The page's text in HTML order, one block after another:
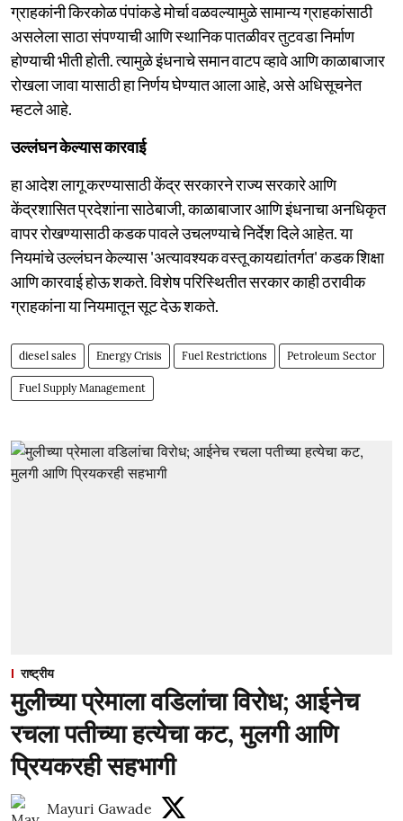
ग्राहकांनी किरकोळ पंपांकडे मोर्चा वळवल्यामुळे सामान्य ग्राहकांसाठी
असलेला साठा संपण्याची आणि स्थानिक पातळीवर तुटवडा निर्माण
होण्याची भीती होती. त्यामुळे इंधनाचे समान वाटप व्हावे आणि काळाबाजार
रोखला जावा यासाठी हा निर्णय घेण्यात आला आहे, असे अधिसूचनेत
म्हटले आहे.
उल्लंघन केल्यास कारवाई
हा आदेश लागू करण्यासाठी केंद्र सरकारने राज्य सरकारे आणि
केंद्रशासित प्रदेशांना साठेबाजी, काळाबाजार आणि इंधनाचा अनधिकृत
वापर रोखण्यासाठी कडक पावले उचलण्याचे निर्देश दिले आहेत. या
नियमांचे उल्लंघन केल्यास 'अत्यावश्यक वस्तू कायद्यांतर्गत' कडक शिक्षा
आणि कारवाई होऊ शकते. विशेष परिस्थितीत सरकार काही ठरावीक
ग्राहकांना या नियमातून सूट देऊ शकते.
diesel sales Energy Crisis Fuel Restrictions Petroleum Sector
Fuel Supply Management
राष्ट्रीय
मुलीच्या प्रेमाला वडिलांचा विरोध; आईनेच
रचला पतीच्या हत्येचा कट, मुलगी आणि
प्रियकरही सहभागी
Mayuri Gawade